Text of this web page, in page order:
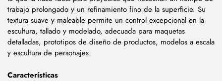
trabajo prolongado y un refinamiento fino de la superficie. Su
textura suave y maleable permite un control excepcional en la
escultura, tallado y modelado, adecuada para maquetas
detalladas, prototipos de diseño de productos, modelos a escala
y escultura de personajes.
Características